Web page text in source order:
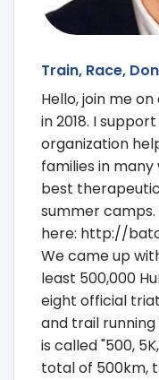
Train, Race,
Hello, join me
in 2018. I
organization
families in
best
summer
here: http://
We came up
least 500,000
eight official
and trail running
is called "500,
total of 500km,